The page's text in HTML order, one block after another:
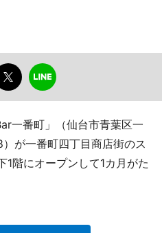
一番町」（仙台市青葉区一
が一番町四丁目商店街のス
1階にオープンして1カ月がた